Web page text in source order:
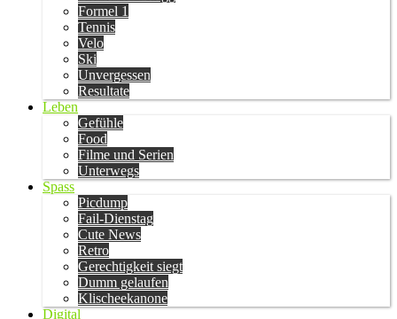
Formel 1
Tennis
Velo
Ski
Unvergessen
Resultate
Leben
Gefühle
Food
Filme und Serien
Unterwegs
Spass
Picdump
Fail-Dienstag
Cute News
Retro
Gerechtigkeit siegt
Dumm gelaufen
Klischeekanone
Digital